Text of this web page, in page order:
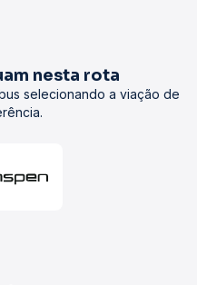
nesta rota
selecionando a viação de